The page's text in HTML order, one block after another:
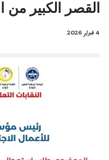
القصر الكبير من
4 فبراير 2026